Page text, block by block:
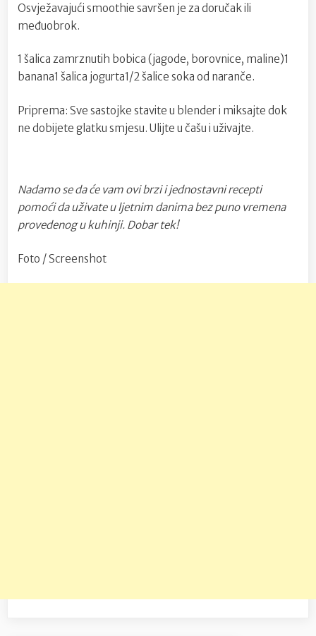
Osvježavajući smoothie savršen je za doručak ili
međuobrok.
1 šalica zamrznutih bobica (jagode, borovnice, maline)1
banana1 šalica jogurta1/2 šalice soka od naranče.
Priprema: Sve sastojke stavite u blender i miksajte dok
ne dobijete glatku smjesu. Ulijte u čašu i uživajte.
Nadamo se da će vam ovi brzi i jednostavni recepti
pomoći da uživate u ljetnim danima bez puno vremena
provedenog u kuhinji. Dobar tek!
Foto / Screenshot